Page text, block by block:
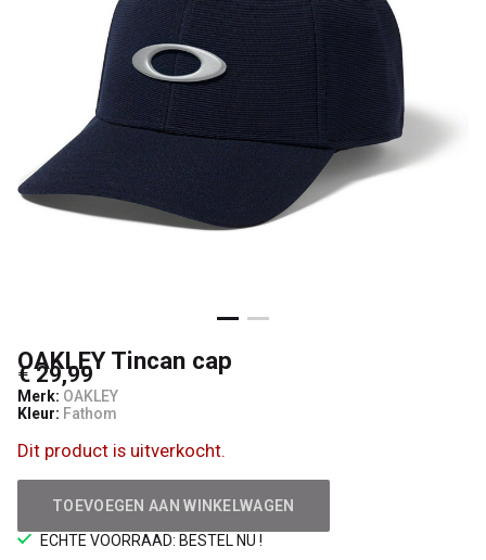
OAKLEY Tincan cap
€ 29,99
Merk: OAKLEY
Kleur: Fathom
Dit product is uitverkocht.
TOEVOEGEN AAN WINKELWAGEN
ECHTE VOORRAAD: BESTEL NU !